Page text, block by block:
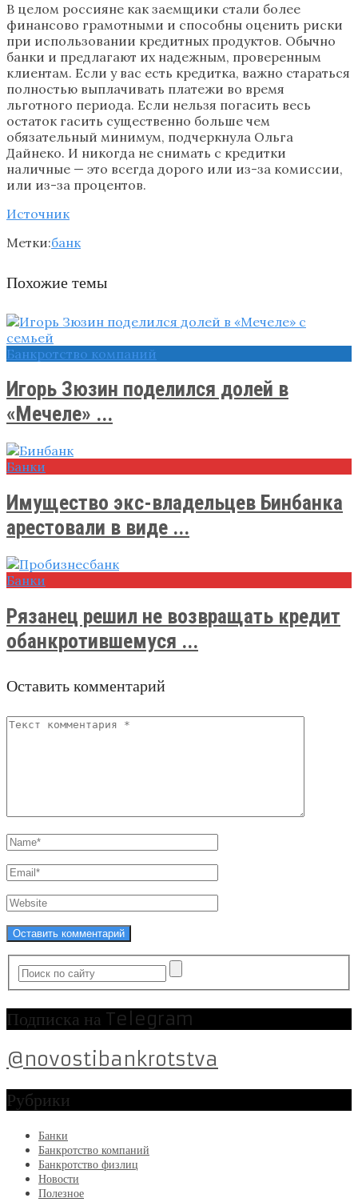
В целом россияне как заемщики стали более
финансово грамотными и способны оценить риски
при использовании кредитных продуктов. Обычно
банки и предлагают их надежным, проверенным
клиентам. Если у вас есть кредитка, важно стараться
полностью выплачивать платежи во время
льготного периода. Если нельзя погасить весь
остаток гасить существенно больше чем
обязательный минимум, подчеркнула Ольга
Дайнеко. И никогда не снимать с кредитки
наличные — это всегда дорого или из-за комиссии,
или из-за процентов.
Источник
Метки:банк
Похожие темы
Банкротство компаний
Игорь Зюзин поделился долей в
«Мечеле» ...
Банки
Имущество экс-владельцев Бинбанка
арестовали в виде ...
Банки
Рязанец решил не возвращать кредит
обанкротившемуся ...
Оставить комментарий
Подписка на Telegram
@novostibankrotstva
Рубрики
Банки
Банкротство компаний
Банкротство физлиц
Новости
Полезное